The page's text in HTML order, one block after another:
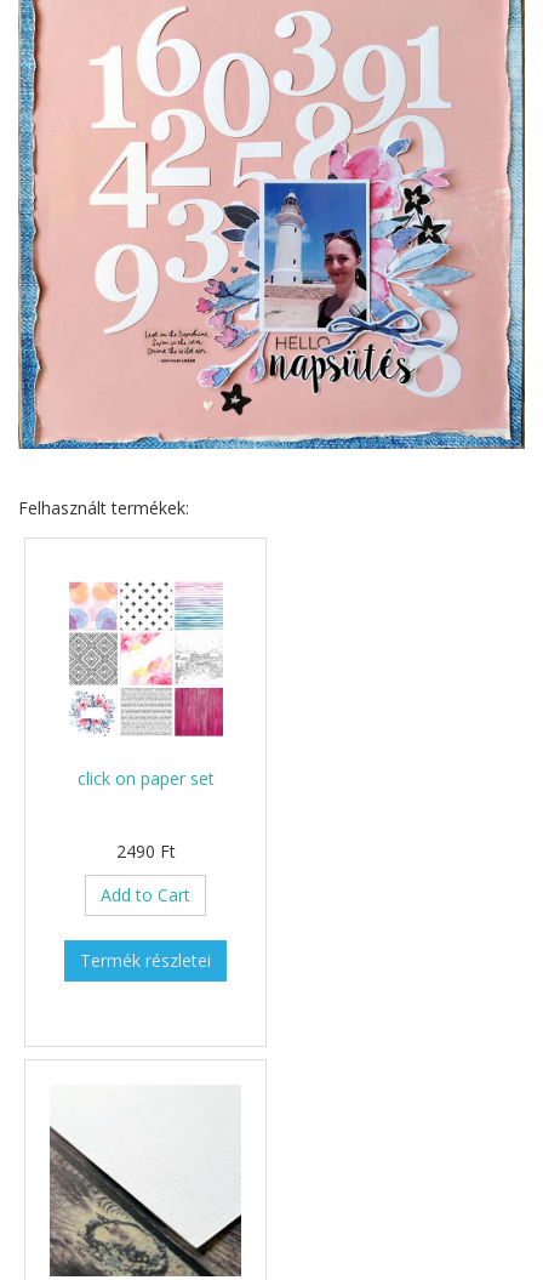
Felhasznált termékek:
click on paper set
2490 Ft
Add to Cart
Termék részletei